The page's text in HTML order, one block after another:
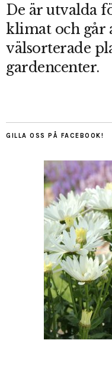
De är utvalda
klimat och går
välsorterade
gardencenter.
GILLA OSS PÅ FACEBOOK!